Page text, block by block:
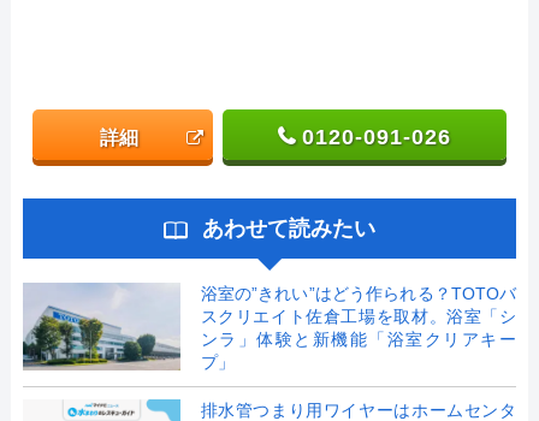
詳細 0120-091-026
あわせて読みたい
浴室の”きれい”はどう作られる？TOTOバ
スクリエイト佐倉工場を取材。浴室「シ
ンラ」体験と新機能「浴室クリアキー
プ」
排水管つまり用ワイヤーはホームセンタ